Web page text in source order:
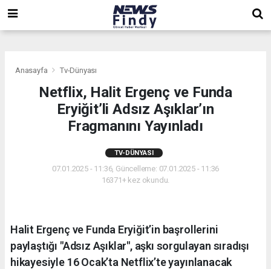
Anasayfa Tv-Dünyası
Netflix, Halit Ergenç ve Funda
Eryiğit’li Adsız Aşıklar’ın
Fragmanını Yayınladı
TV-DÜNYASI
07.01.2025 - 11:36, Güncelleme: 07.01.2025 - 11:36
16371+ kez okundu.
Halit Ergenç ve Funda Eryiğit’in başrollerini
paylaştığı "Adsız Aşıklar", aşkı sorgulayan sıradışı
hikayesiyle 16 Ocak’ta Netflix’te yayınlanacak